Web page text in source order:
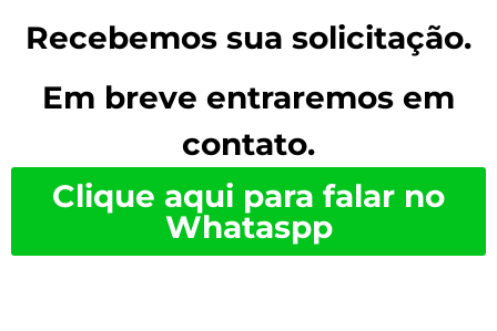
Recebemos sua solicitação.
Em breve entraremos em
contato.
Clique aqui para falar no
Whataspp